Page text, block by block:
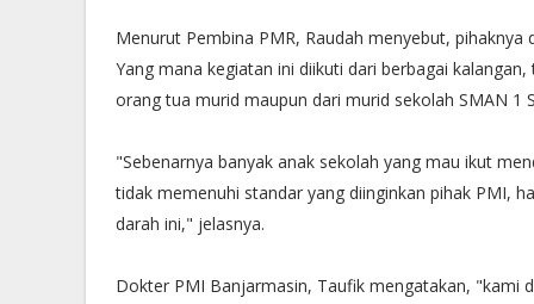
Menurut Pembina PMR, Raudah menyebut,
Yang mana kegiatan ini diikuti dari berbagai
orang tua murid maupun dari murid sekolah SMAN 1
"Sebenarnya banyak anak sekolah yang mau ikut
tidak memenuhi standar yang diinginkan pihak PMI,
darah ini," jelasnya.
Dokter PMI Banjarmasin, Taufik mengatakan, "kami